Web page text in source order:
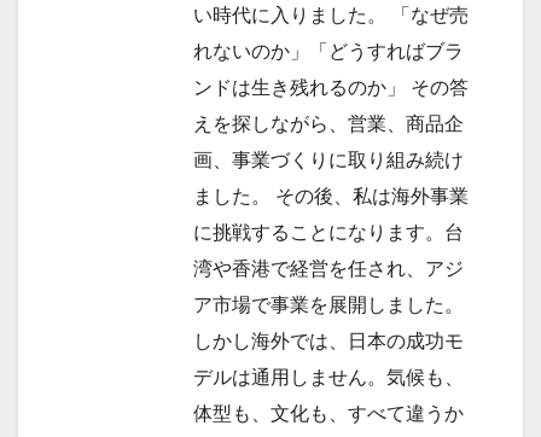
い時代に入りました。 「なぜ売
れないのか」「どうすればブラ
ンドは生き残れるのか」 その答
えを探しながら、営業、商品企
画、事業づくりに取り組み続け
ました。 その後、私は海外事業
に挑戦することになります。台
湾や香港で経営を任され、アジ
ア市場で事業を展開しました。
しかし海外では、日本の成功モ
デルは通用しません。気候も、
体型も、文化も、すべて違うか